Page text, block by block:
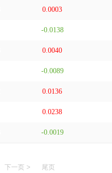
0.0003
-0.0138
0.0040
-0.0089
0.0136
0.0238
-0.0019
下一页 > 尾页